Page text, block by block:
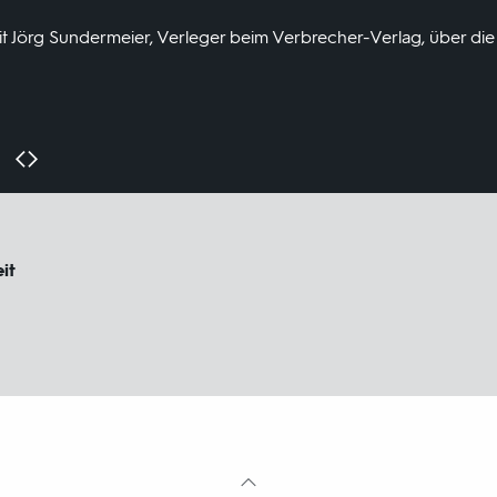
Jörg Sundermeier, Verleger beim Verbrecher-Verlag, über